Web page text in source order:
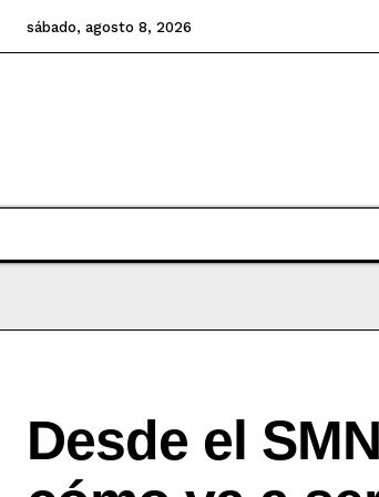
sábado, agosto 8, 2026
Desde el